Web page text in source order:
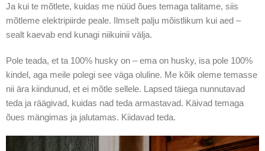
Ja kui te mõtlete, kuidas me nüüd õues temaga talitame, siis
mõtleme elektripiirde peale. Ilmselt palju mõistlikum kui aed –
sealt kaevab end kunagi niikuinii välja.
Pole teada, et ta 100% husky on – ema on husky, isa pole 100%
kindel, aga meile polegi see väga oluline. Me kõik oleme temasse
nii ära kiindunud, et ei mõtle sellele. Lapsed täiega nunnutavad
teda ja räägivad, kuidas nad teda armastavad. Käivad temaga
õues mängimas ja jalutamas. Kiidavad teda.